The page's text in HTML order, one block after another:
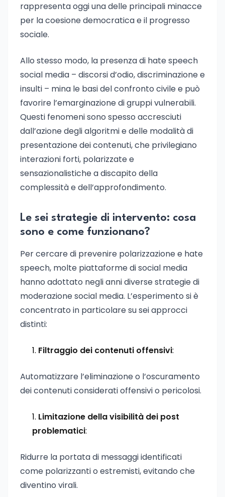
rappresenta oggi una delle principali minacce
per la coesione democratica e il progresso
sociale.
Allo stesso modo, la presenza di hate speech
social media – discorsi d’odio, discriminazione e
insulti – mina le basi del confronto civile e può
favorire l’emarginazione di gruppi vulnerabili.
Questi fenomeni sono spesso accresciuti
dall’azione degli algoritmi e delle modalità di
presentazione dei contenuti, che privilegiano
interazioni forti, polarizzate e
sensazionalistiche a discapito della
complessità e dell’approfondimento.
Le sei strategie di intervento: cosa
sono e come funzionano?
Per cercare di prevenire polarizzazione e hate
speech, molte piattaforme di social media
hanno adottato negli anni diverse strategie di
moderazione social media. L’esperimento si è
concentrato in particolare su sei approcci
distinti:
Filtraggio dei contenuti offensivi:
Automatizzare l’eliminazione o l’oscuramento
dei contenuti considerati offensivi o pericolosi.
Limitazione della visibilità dei post
problematici:
Ridurre la portata di messaggi identificati
come polarizzanti o estremisti, evitando che
diventino virali.